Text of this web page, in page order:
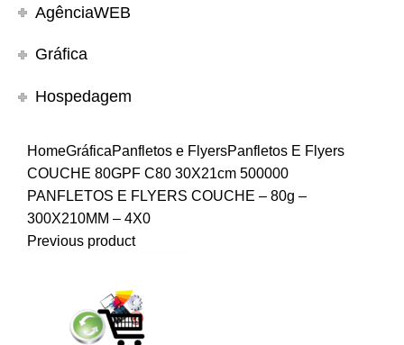
AgênciaWEB
Gráfica
Hospedagem
HomeGráficaPanfletos e FlyersPanfletos E Flyers
COUCHE 80GPF C80 30X21cm 500000
PANFLETOS E FLYERS COUCHE – 80g –
300X210MM – 4X0
Previous product